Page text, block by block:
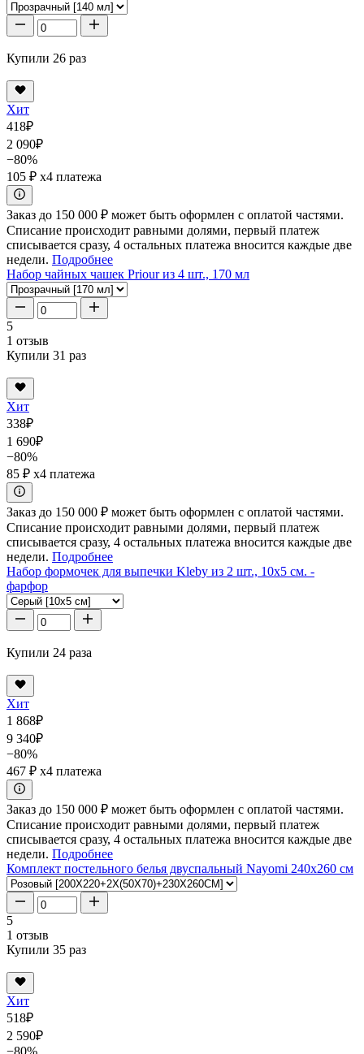
Купили 26 раз
Хит
418₽
2 090₽
−80%
105 ₽ x4 платежа
Заказ до 150 000 ₽ может быть оформлен с оплатой частями.
Списание происходит равными долями, первый платеж
списывается сразу, 4 остальных платежа вносится каждые две
недели. Подробнее
Набор чайных чашек Priour из 4 шт., 170 мл
5
1 отзыв
Купили 31 раз
Хит
338₽
1 690₽
−80%
85 ₽ x4 платежа
Заказ до 150 000 ₽ может быть оформлен с оплатой частями.
Списание происходит равными долями, первый платеж
списывается сразу, 4 остальных платежа вносится каждые две
недели. Подробнее
Набор формочек для выпечки Kleby из 2 шт., 10x5 см. -
фарфор
Купили 24 раза
Хит
1 868₽
9 340₽
−80%
467 ₽ x4 платежа
Заказ до 150 000 ₽ может быть оформлен с оплатой частями.
Списание происходит равными долями, первый платеж
списывается сразу, 4 остальных платежа вносится каждые две
недели. Подробнее
Комплект постельного белья двуспальный Nayomi 240x260 см
5
1 отзыв
Купили 35 раз
Хит
518₽
2 590₽